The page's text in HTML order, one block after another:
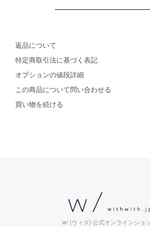
返品について
特定商取引法に基づく表記
オプションの値段詳細
この商品について問い合わせる
買い物を続ける
w/ (ウィズ) 公式オンラインショ